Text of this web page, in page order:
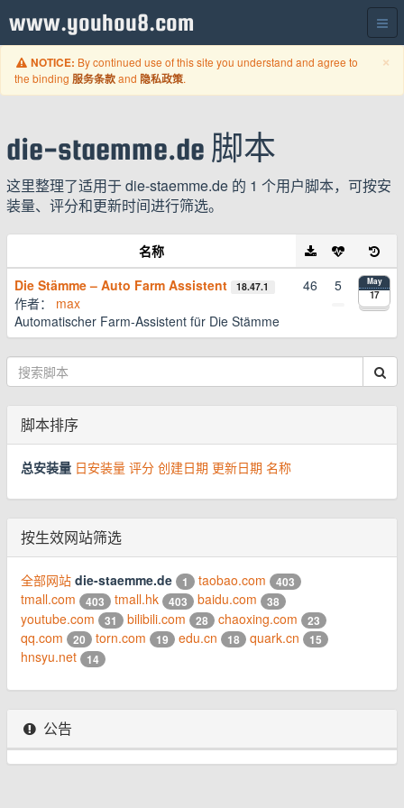
www.youhou8.com
×
NOTICE: By continued use of this site you understand and agree to
the binding 服务条款and 隐私政策.
die-staemme.de 脚本
这里整理了适用于 die-staemme.de 的 1 个用户脚本，可按安
装量、评分和更新时间进行筛选。
名称
Die Stämme – Auto Farm Assistent
18.47.1
作者： max
Automatischer Farm-Assistent für Die Stämme
46 5 May
17
脚本排序
总安装量 日安装量 评分 创建日期 更新日期 名称
按生效网站筛选
全部网站 die-staemme.de 1 taobao.com 403
tmall.com 403 tmall.hk 403 baidu.com 38
youtube.com 31 bilibili.com 28 chaoxing.com 23
qq.com 20 torn.com 19 edu.cn 18 quark.cn 15
hnsyu.net 14
公告